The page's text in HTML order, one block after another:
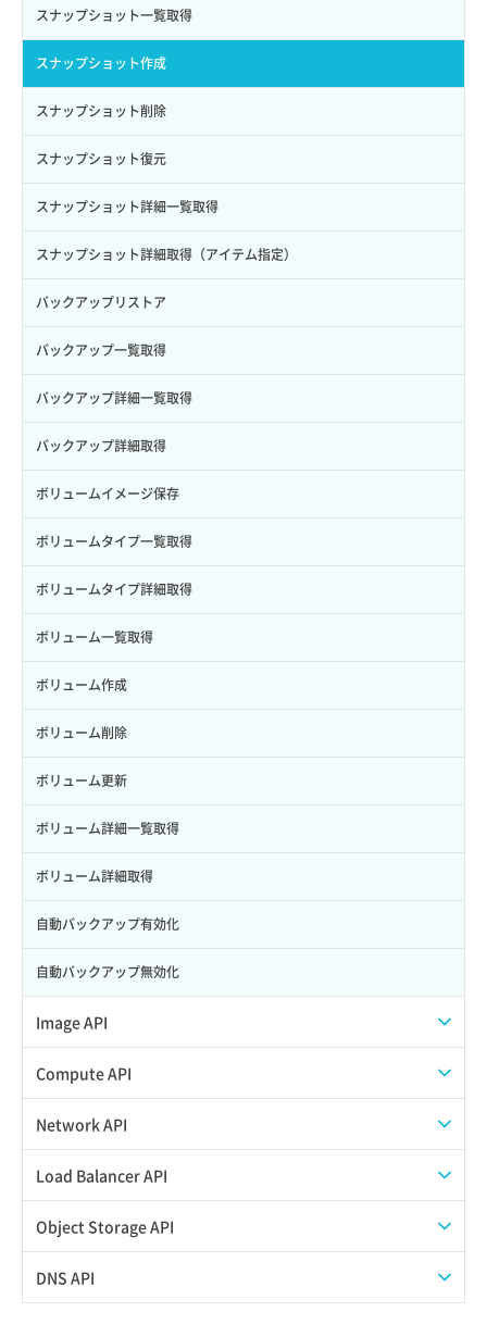
Credential作成
Credential削除
Credential詳細取得
サブユーザーからロールを紐づけ解除
サブユーザーにロールを紐づけ
サブユーザー一覧取得
サブユーザー作成
サブユーザー削除
サブユーザー更新
サブユーザー詳細取得
トークン発行
パーミッション一覧取得
ロールからパーミッションを紐づけ解除
ロールにパーミッションを紐づけ
ロール一覧取得
ロール作成
ロール削除
ロール更新
ロール詳細取得
スナップショット一覧取得
スナップショット作成
スナップショット削除
スナップショット復元
スナップショット詳細一覧取得
スナップショット詳細取得（アイテム指定）
バックアップリストア
バックアップ一覧取得
バックアップ詳細一覧取得
バックアップ詳細取得
ボリュームイメージ保存
ボリュームタイプ一覧取得
ボリュームタイプ詳細取得
ボリューム一覧取得
ボリューム作成
ボリューム削除
ボリューム更新
ボリューム詳細一覧取得
ボリューム詳細取得
自動バックアップ有効化
自動バックアップ無効化
Image API
ISOイメージアップロード
ISOイメージ作成
イメージ一覧取得
イメージ保存容量変更
Compute API
ISOイメージ挿入/排出
SSHキーペア一覧取得
SSHキーペア作成
Network API
QoSポリシー一覧取得
QoSポリシー詳細取得
サブネット一覧取得
Load Balancer API
プール一覧取得
プール作成
Object Storage API
Web公開
DNS API